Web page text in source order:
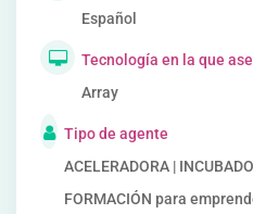
Español
Tecnología en la que
Array
Tipo de agente
ACELERADORA |
FORMACIÓN para